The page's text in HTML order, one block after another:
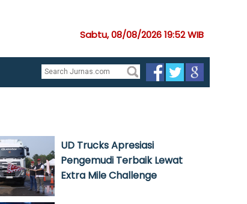
Sabtu, 08/08/2026 19:52 WIB
UD Trucks Apresiasi
Pengemudi Terbaik Lewat
Extra Mile Challenge